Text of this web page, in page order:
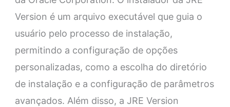
Version é um arquivo executável que guia o
usuário pelo processo de instalação,
permitindo a configuração de opções
personalizadas, como a escolha do diretório
de instalação e a configuração de parâmetros
avançados. Além disso, a JRE Version